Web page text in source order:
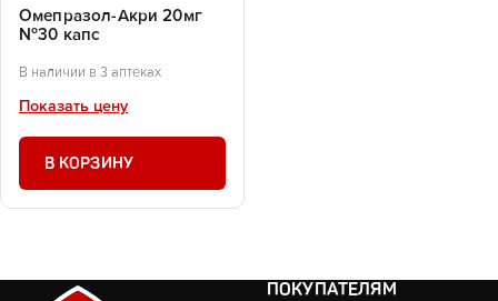
Омепразол-Акри 20мг
№30 капс
В наличии в 3 аптеках
Показать цену
В КОРЗИНУ
ПОКУПАТЕЛЯМ